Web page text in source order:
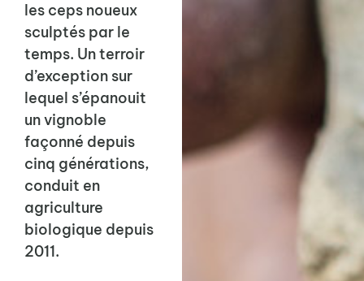
les ceps noueux
sculptés par le
temps. Un terroir
d’exception sur
lequel s’épanouit
un vignoble
façonné depuis
cinq générations,
conduit en
agriculture
biologique depuis
2011.